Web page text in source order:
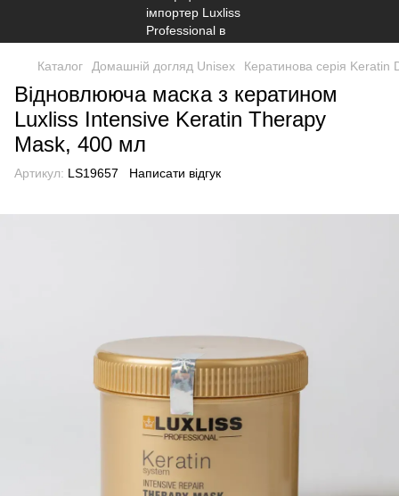
Каталог Домашній догляд Unisex Кератинова серія Keratin
Відновлююча маска з кератином
Luxliss Intensive Keratin Therapy
Mask, 400 мл
Артикул: LS19657 Написати відгук